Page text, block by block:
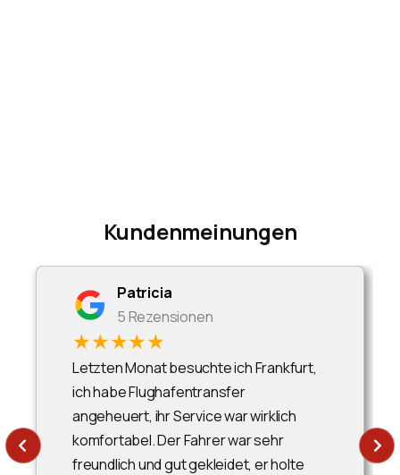
Kundenmeinungen
Patricia
5 Rezensionen
★★★★★
Letzten Monat besuchte ich Frankfurt,
ich habe Flughafentransfer
angeheuert, ihr Service war wirklich
komfortabel. Der Fahrer war sehr
freundlich und gut gekleidet, er holte